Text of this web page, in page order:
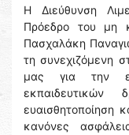
Η Διεύθυνση
Πρόεδρο του μη
Πασχαλάκη
τη συνεχιζόμενη
μας για την
ευαισθητοποίηση
κανόνες